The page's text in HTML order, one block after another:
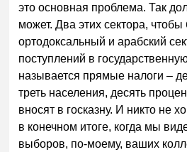
это основная проблема. Так
может. Два этих сектора,
ортодоксальный и арабский
поступлений в
называется прямые налоги –
треть населения, десять
вносят в госказну. И никто не
в конечном итоге, когда мы
выборов, по-моему, ваших